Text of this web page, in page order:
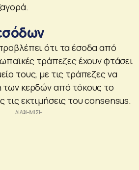
ότι τα έσοδα από
τράπεζες έχουν φτάσει
τους, με τις τράπεζες να
των κερδών από τόκους το
εκτιμήσεις του consensus.